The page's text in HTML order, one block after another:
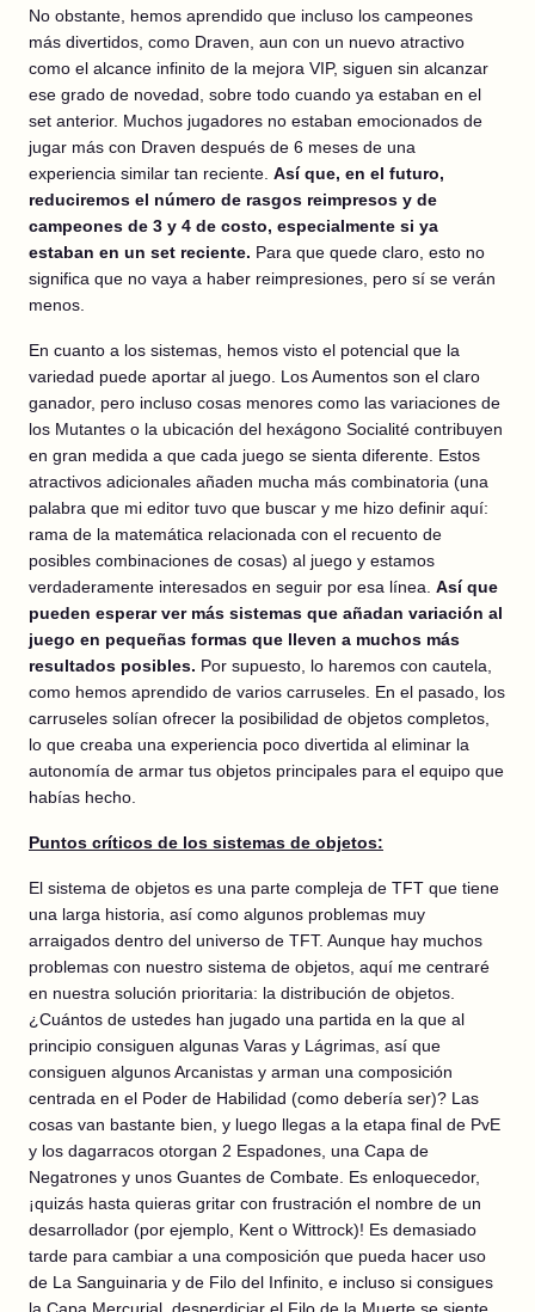
No obstante, hemos aprendido que incluso los campeones
más divertidos, como Draven, aun con un nuevo atractivo
como el alcance infinito de la mejora VIP, siguen sin alcanzar
ese grado de novedad, sobre todo cuando ya estaban en el
set anterior. Muchos jugadores no estaban emocionados de
jugar más con Draven después de 6 meses de una
experiencia similar tan reciente. Así que, en el futuro,
reduciremos el número de rasgos reimpresos y de
campeones de 3 y 4 de costo, especialmente si ya
estaban en un set reciente. Para que quede claro, esto no
significa que no vaya a haber reimpresiones, pero sí se verán
menos.
En cuanto a los sistemas, hemos visto el potencial que la
variedad puede aportar al juego. Los Aumentos son el claro
ganador, pero incluso cosas menores como las variaciones de
los Mutantes o la ubicación del hexágono Socialité contribuyen
en gran medida a que cada juego se sienta diferente. Estos
atractivos adicionales añaden mucha más combinatoria (una
palabra que mi editor tuvo que buscar y me hizo definir aquí:
rama de la matemática relacionada con el recuento de
posibles combinaciones de cosas) al juego y estamos
verdaderamente interesados en seguir por esa línea. Así que
pueden esperar ver más sistemas que añadan variación al
juego en pequeñas formas que lleven a muchos más
resultados posibles. Por supuesto, lo haremos con cautela,
como hemos aprendido de varios carruseles. En el pasado, los
carruseles solían ofrecer la posibilidad de objetos completos,
lo que creaba una experiencia poco divertida al eliminar la
autonomía de armar tus objetos principales para el equipo que
habías hecho.
Puntos críticos de los sistemas de objetos:
El sistema de objetos es una parte compleja de TFT que tiene
una larga historia, así como algunos problemas muy
arraigados dentro del universo de TFT. Aunque hay muchos
problemas con nuestro sistema de objetos, aquí me centraré
en nuestra solución prioritaria: la distribución de objetos.
¿Cuántos de ustedes han jugado una partida en la que al
principio consiguen algunas Varas y Lágrimas, así que
consiguen algunos Arcanistas y arman una composición
centrada en el Poder de Habilidad (como debería ser)? Las
cosas van bastante bien, y luego llegas a la etapa final de PvE
y los dagarracos otorgan 2 Espadones, una Capa de
Negatrones y unos Guantes de Combate. Es enloquecedor,
¡quizás hasta quieras gritar con frustración el nombre de un
desarrollador (por ejemplo, Kent o Wittrock)! Es demasiado
tarde para cambiar a una composición que pueda hacer uso
de La Sanguinaria y de Filo del Infinito, e incluso si consigues